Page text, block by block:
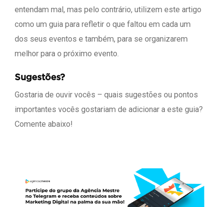
entendam mal, mas pelo contrário, utilizem este artigo
como um guia para refletir o que faltou em cada um
dos seus eventos e também, para se organizarem
melhor para o próximo evento.
Sugestões?
Gostaria de ouvir vocês – quais sugestões ou pontos
importantes vocês gostariam de adicionar a este guia?
Comente abaixo!